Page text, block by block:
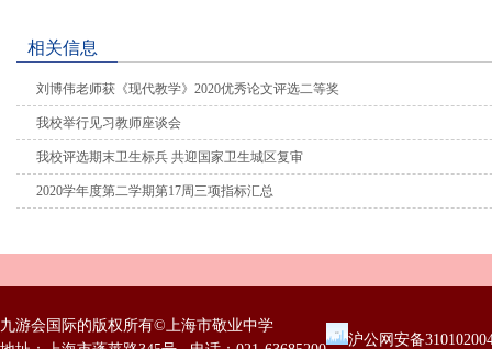
相关信息
刘博伟老师获《现代教学》2020优秀论文评选二等奖
我校举行见习教师座谈会
我校评选期末卫生标兵 共迎国家卫生城区复审
2020学年度第二学期第17周三项指标汇总
九游会国际的版权所有©上海市敬业中学
沪公网安备